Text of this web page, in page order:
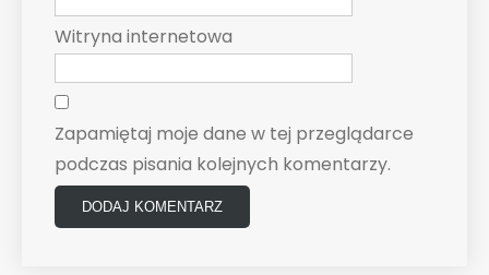
Witryna internetowa
Zapamiętaj moje dane w tej przeglądarce
podczas pisania kolejnych komentarzy.